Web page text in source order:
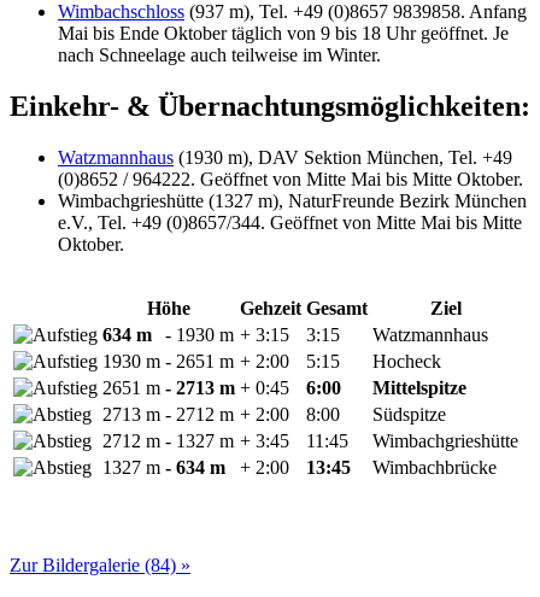
Wimbachschloss (937 m), Tel. +49 (0)8657 9839858. Anfang
Mai bis Ende Oktober täglich von 9 bis 18 Uhr geöffnet. Je
nach Schneelage auch teilweise im Winter.
Einkehr- & Übernachtungsmöglichkeiten:
Watzmannhaus (1930 m), DAV Sektion München, Tel. +49
(0)8652 / 964222. Geöffnet von Mitte Mai bis Mitte Oktober.
Wimbachgrieshütte (1327 m), NaturFreunde Bezirk München
e.V., Tel. +49 (0)8657/344. Geöffnet von Mitte Mai bis Mitte
Oktober.
Höhe Gehzeit Gesamt
Ziel
634 m
- 1930 m + 3:15 3:15
Watzmannhaus
1930 m - 2651 m + 2:00 5:15
Hocheck
2651 m - 2713 m + 0:45 6:00
Mittelspitze
2713 m - 2712 m + 2:00 8:00
Südspitze
2712 m - 1327 m + 3:45 11:45
Wimbachgrieshütte
1327 m - 634 m + 2:00 13:45 Wimbachbrücke
Zur Bildergalerie (84) »